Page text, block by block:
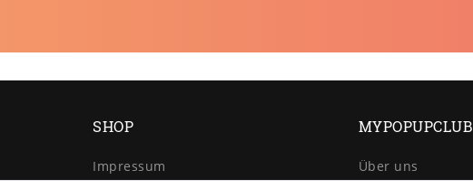
SHOP
Impressum
MYPOPUPCLUB
Über uns